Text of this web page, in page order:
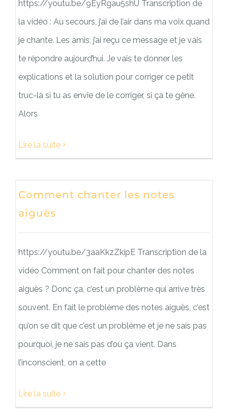
https://youtu.be/9EyRgau5shU Transcription de
la vidéo : Au secours, j’ai de l’air dans ma voix quand
je chante. Les amis, j’ai reçu ce message et je vais
te répondre aujourd’hui. Je vais te donner les
explications et la solution pour corriger ce petit
truc-là si tu as envie de le corriger, si ça te gêne.
Alors
Lire la suite
Comment chanter les notes
aiguës
https://youtu.be/3aaKkzZkipE Transcription de la
vidéo Comment on fait pour chanter des notes
aiguës ? Donc ça, c’est un problème qui arrive très
souvent. En fait le problème des notes aiguës, c’est
qu’on se dit que c’est un problème et je ne sais pas
pourquoi, je ne sais pas d’où ça vient. Dans
l’inconscient, on a cette
Lire la suite